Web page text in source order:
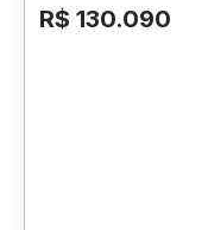
R$ 130.090